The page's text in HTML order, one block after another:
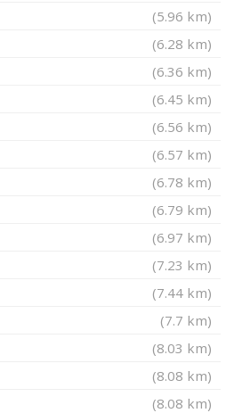
(5.96 km)
(6.28 km)
(6.36 km)
(6.45 km)
(6.56 km)
(6.57 km)
(6.78 km)
(6.79 km)
(6.97 km)
(7.23 km)
(7.44 km)
(7.7 km)
(8.03 km)
(8.08 km)
(8.08 km)